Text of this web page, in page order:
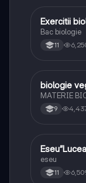
Biologie
Exercitii
Bac biologie
11
Biologie
biologie
MATERIE
9
Limba și
eseu
11